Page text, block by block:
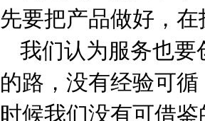
先要把产品做好，
我们认为服务也要
的路，没有经验可
时候我们没有可借